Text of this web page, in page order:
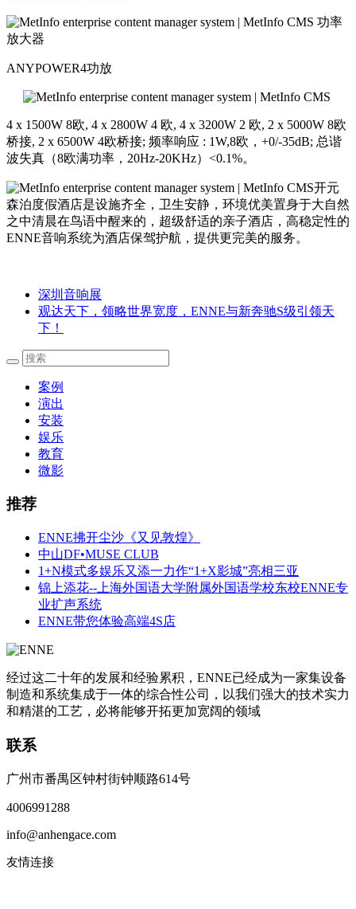
功率
放大器
ANYPOWER4功放
4 x 1500W 8欧, 4 x 2800W 4 欧, 4 x 3200W 2 欧, 2 x 5000W 8欧
桥接, 2 x 6500W 4欧桥接; 频率响应 : 1W,8欧，+0/-35dB; 总谐
波失真（8欧满功率，20Hz-20KHz）<0.1%。
开元
森泊度假酒店是设施齐全，卫生安静，环境优美置身于大自然
之中清晨在鸟语中醒来的，超级舒适的亲子酒店，高稳定性的
ENNE音响系统为酒店保驾护航，提供更完美的服务。
深圳音响展
观达天下，领略世界宽度，ENNE与新奔驰S级引领天
下！
案例
演出
安装
娱乐
教育
微影
推荐
ENNE拂开尘沙《又见敦煌》
中山DF•MUSE CLUB
1+N模式多娱乐又添一力作“1+X影城”亮相三亚
锦上添花--上海外国语大学附属外国语学校东校ENNE专
业扩声系统
ENNE带您体验高端4S店
经过这二十年的发展和经验累积，ENNE已经成为一家集设备
制造和系统集成于一体的综合性公司，以我们强大的技术实力
和精湛的工艺，必将能够开拓更加宽阔的领域
联系
广州市番禺区钟村街钟顺路614号
4006991288
info@anhengace.com
友情连接